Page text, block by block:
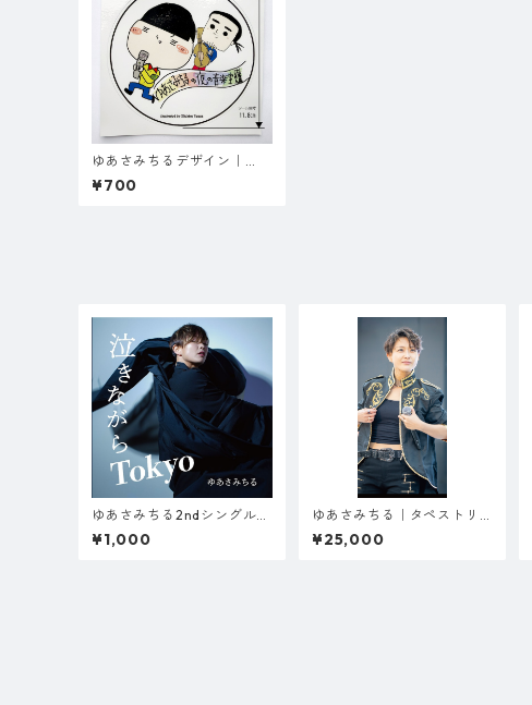
ゆあさみちるデザイン｜
『夜の音楽室』丸ステッカ
ー
¥700
ゆあさみちる2ndシングル
「泣きながらTokyo」（限定
1000枚）
¥1,000
ゆあさみちる｜タペストリ
ー（C）※サイン・お名前入
り
¥25,000